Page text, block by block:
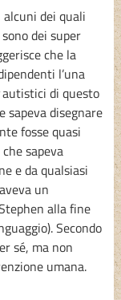
dei quali
dei super
che la
l’una
di questo
sapeva disegnare
fosse quasi
sapeva
e da qualsiasi
un
alla fine
Secondo
sé, ma non
umana.